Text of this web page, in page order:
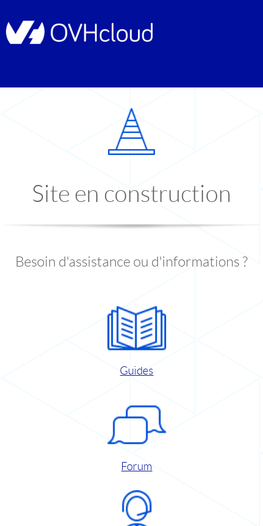
Site en construction
Besoin d'assistance ou d'informations ?
Guides
Forum